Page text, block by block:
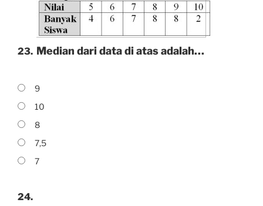
23. Median dari data di atas adalah…
9
10
8
7,5
7
24.